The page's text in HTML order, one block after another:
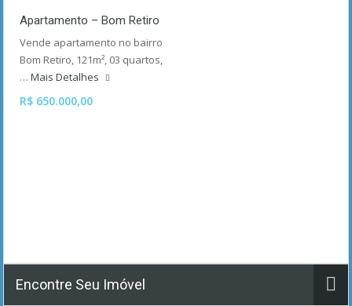
Apartamento – Bom Retiro
Vende apartamento no bairro
Bom Retiro, 121m², 03 quartos,
… Mais Detalhes
R$ 650.000,00
Encontre Seu Imóvel